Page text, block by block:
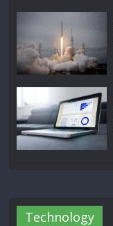
Technology